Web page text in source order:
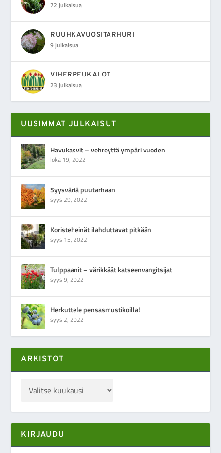
72 julkaisua
RUUHKAVUOSITARHURI
9 julkaisua
VIHERPEUKALOT
23 julkaisua
UUSIMMAT JULKAISUT
Havukasvit – vehreyttä ympäri vuoden
loka 19, 2022
Syysväriä puutarhaan
syys 29, 2022
Koristeheinät ilahduttavat pitkään
syys 15, 2022
Tulppaanit – värikkäät katseenvangitsijat
syys 9, 2022
Herkuttele pensasmustikoilla!
syys 2, 2022
ARKISTOT
KIRJAUDU